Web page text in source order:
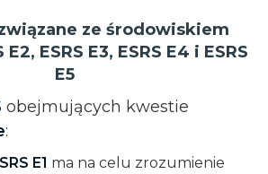
ze środowiskiem
E2, ESRS E3, ESRS E4 i ESRS
E5
obejmujących kwestie
:
E1 ma na celu zrozumienie